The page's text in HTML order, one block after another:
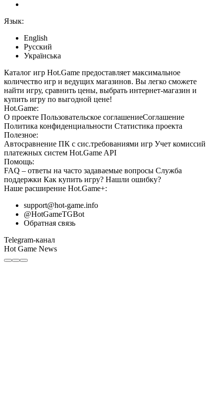
Язык:
English
Русский
Українська
Каталог игр Hot.Game предоставляет максимальное
количество игр и ведущих магазинов. Вы легко сможете
найти игру, сравнить цены, выбрать интернет-магазин и
купить игру по выгодной цене!
Hot.Game:
О проекте Пользовательское соглашениеСоглашение
Политика конфиденциальности Статистика проекта
Полезное:
Автосравнение ПК с сис.требованиями игр Учет комиссий
платежных систем Hot.Game API
Помощь:
FAQ – ответы на часто задаваемые вопросы Служба
поддержки Как купить игру? Нашли ошибку?
Наше расширение Hot.Game+:
support@hot-game.info
@HotGameTGBot
Обратная связь
Telegram-канал
Hot Game News